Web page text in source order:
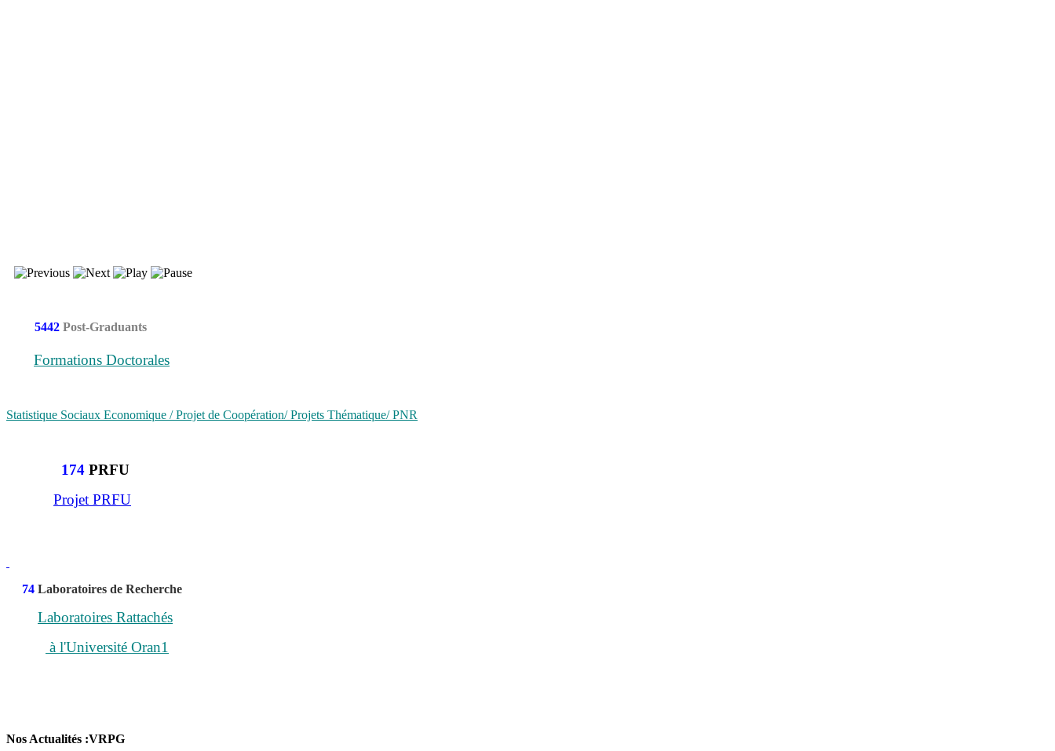
5442 Post-Graduants
Formations Doctorales
Statistique Sociaux Economique / Projet de Coopération/ Projets Thématique/ PNR
174 PRFU
Projet PRFU
74 Laboratoires de Recherche
Laboratoires Rattachés
à l'Université Oran1
Nos Actualités :VRPG